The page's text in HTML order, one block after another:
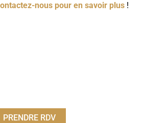
nous pour en savoir plus !
PRENDRE RDV